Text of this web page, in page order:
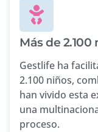
Más de 2.100
Gestlife ha
2.100 niños,
han vivido esta
una
proceso.